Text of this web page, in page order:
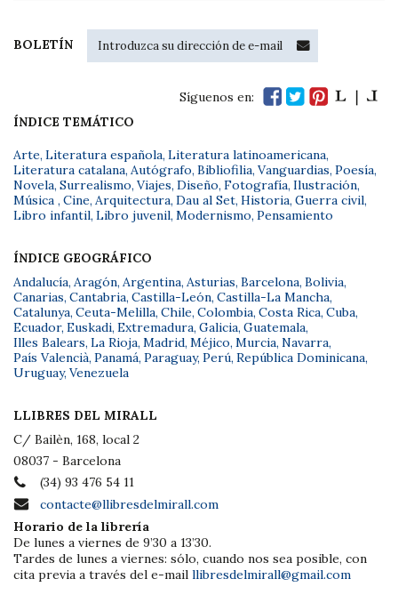
BOLETÍN
Síguenos en:
ÍNDICE TEMÁTICO
Arte, Literatura española, Literatura latinoamericana,
Literatura catalana, Autógrafo, Bibliofilia, Vanguardias, Poesía,
Novela, Surrealismo, Viajes, Diseño, Fotografía, Ilustración,
Música , Cine, Arquitectura, Dau al Set, Historia, Guerra civil,
Libro infantil, Libro juvenil, Modernismo, Pensamiento
ÍNDICE GEOGRÁFICO
Andalucía, Aragón, Argentina, Asturias, Barcelona, Bolivia,
Canarias, Cantabria, Castilla-León, Castilla-La Mancha,
Catalunya, Ceuta-Melilla, Chile, Colombia, Costa Rica, Cuba,
Ecuador, Euskadi, Extremadura, Galicia, Guatemala,
Illes Balears, La Rioja, Madrid, Méjico, Murcia, Navarra,
País Valencià, Panamá, Paraguay, Perú, República Dominicana,
Uruguay, Venezuela
LLIBRES DEL MIRALL
C/ Bailèn, 168, local 2
08037 - Barcelona
(34) 93 476 54 11
contacte@llibresdelmirall.com
Horario de la librería
De lunes a viernes de 9’30 a 13’30.
Tardes de lunes a viernes: sólo, cuando nos sea posible, con
cita previa a través del e-mail llibresdelmirall@gmail.com